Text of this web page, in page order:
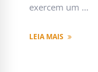
exercem um …
LEIA MAIS